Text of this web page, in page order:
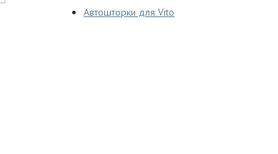
Автошторки для Vito